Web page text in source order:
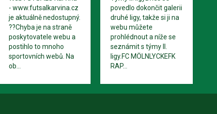
- www.futsalkarvina.cz
je aktuálně nedostupný.
??Chyba je na straně
poskytovatele webu a
postihlo to mnoho
sportovních webů. Na
ob...
povedlo dokončit galerii
druhé ligy, takže si ji na
webu můžete
prohlédnout a níže se
seznámit s týmy II.
ligy.FC MÖLNLYCKEFK
RAP...